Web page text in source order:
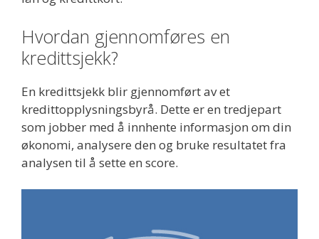
Hvordan gjennomføres en
kredittsjekk?
En kredittsjekk blir gjennomført av et
kredittopplysningsbyrå. Dette er en tredjepart
som jobber med å innhente informasjon om din
økonomi, analysere den og bruke resultatet fra
analysen til å sette en score.